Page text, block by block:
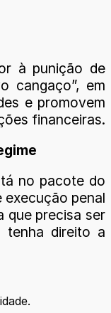
à punição de
cangaço”, em
e promovem
financeiras.
no pacote do
execução penal
que precisa ser
tenha direito a